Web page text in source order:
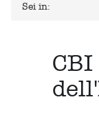
Sei in: